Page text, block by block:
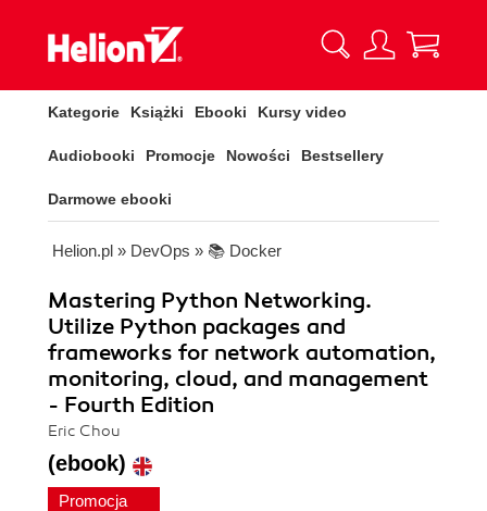
Kategorie Książki Ebooki Kursy video
Audiobooki Promocje Nowości Bestsellery
Darmowe ebooki
Helion.pl » DevOps » 📚 Docker
Mastering Python Networking.
Utilize Python packages and
frameworks for network automation,
monitoring, cloud, and management
- Fourth Edition
Eric Chou
(ebook)
Promocja